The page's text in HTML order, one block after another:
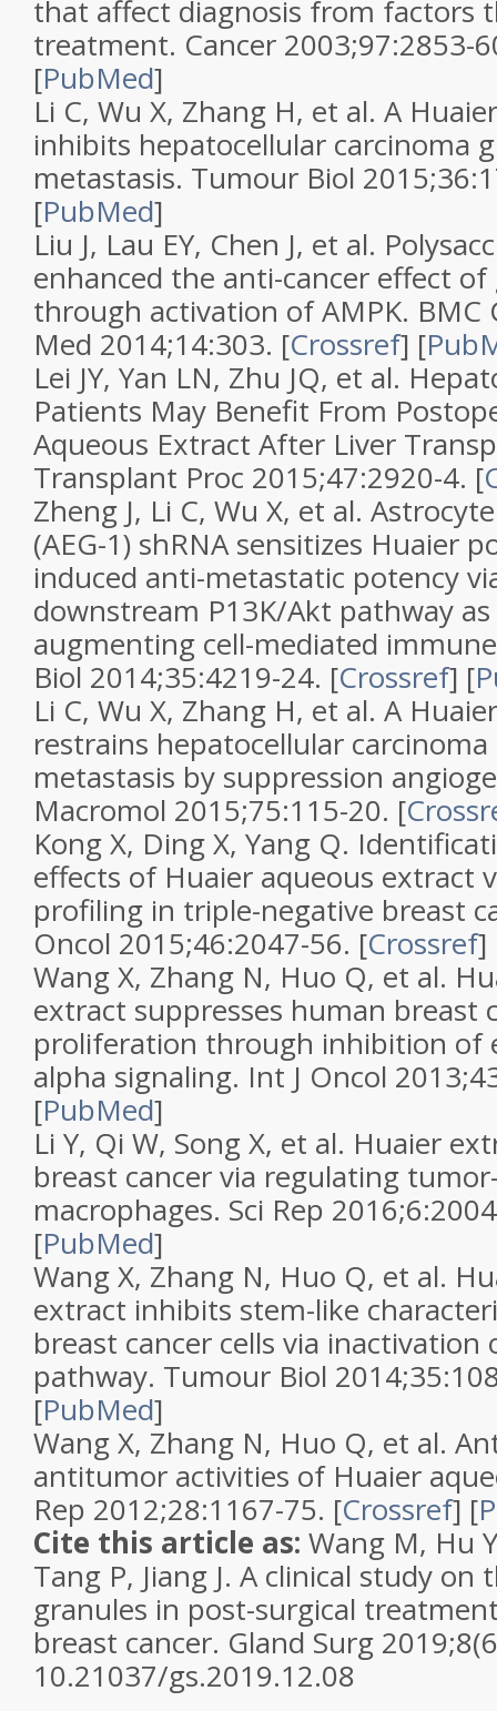
that affect diagnosis from factors
treatment. Cancer 2003;97:2853-
[PubMed]
Li C, Wu X, Zhang H, et al. A
inhibits hepatocellular carcinoma
metastasis. Tumour Biol
[PubMed]
Liu J, Lau EY, Chen J, et al.
enhanced the anti-cancer effect
through activation of AMPK.
Med 2014;14:303. [Crossref] [
Lei JY, Yan LN, Zhu JQ, et al.
Patients May Benefit From
Aqueous Extract After Liver
Transplant Proc 2015;47:2920-4. [
Zheng J, Li C, Wu X, et al.
(AEG-1) shRNA sensitizes Huaier
induced anti-metastatic potency
downstream P13K/Akt pathway as
augmenting cell-mediated
Biol 2014;35:4219-24. [Crossref] [
Li C, Wu X, Zhang H, et al. A
restrains hepatocellular
metastasis by suppression
Macromol 2015;75:115-20. [
Kong X, Ding X, Yang Q.
effects of Huaier aqueous extract
profiling in triple-negative breast
Oncol 2015;46:2047-56. [Crossref]
Wang X, Zhang N, Huo Q, et al.
extract suppresses human breast
proliferation through inhibition of
alpha signaling. Int J Oncol
[PubMed]
Li Y, Qi W, Song X, et al. Huaier
breast cancer via regulating
macrophages. Sci Rep
[PubMed]
Wang X, Zhang N, Huo Q, et al.
extract inhibits stem-like
breast cancer cells via inactivation
pathway. Tumour Biol
[PubMed]
Wang X, Zhang N, Huo Q, et al.
antitumor activities of Huaier
Rep 2012;28:1167-75. [Crossref] [
Cite this article as: Wang M, Hu
Tang P, Jiang J. A clinical study on
granules in post-surgical
breast cancer. Gland Surg
10.21037/gs.2019.12.08